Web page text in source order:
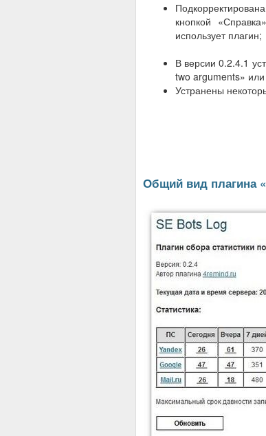
кнопкой
использует плагин;
В версии 0.2.4.1
two arguments»
Устранены
Общий вид плагина «